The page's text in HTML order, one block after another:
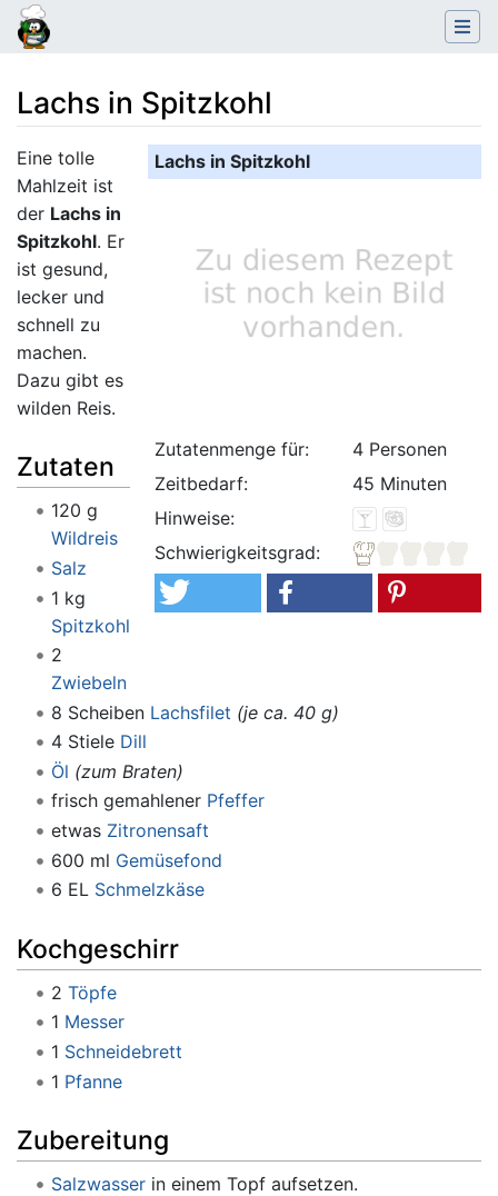
Lachs in Spitzkohl
Wechseln zu: Navigation, Suche
Lachs in Spitzkohl
Zutatenmenge für:
4 Personen
Zeitbedarf:
45 Minuten
Hinweise:
Schwierigkeitsgrad:
Eine tolle
Mahlzeit ist
der Lachs in
Spitzkohl. Er
ist gesund,
lecker und
schnell zu
machen.
Dazu gibt es
wilden Reis.
Zutaten
120 g
Wildreis
Salz
1 kg
Spitzkohl
2
Zwiebeln
8 Scheiben Lachsfilet (je ca. 40 g)
4 Stiele Dill
Öl (zum Braten)
frisch gemahlener Pfeffer
etwas Zitronensaft
600 ml Gemüsefond
6 EL Schmelzkäse
Kochgeschirr
2 Töpfe
1 Messer
1 Schneidebrett
1 Pfanne
Zubereitung
Salzwasserin einem Topf aufsetzen.